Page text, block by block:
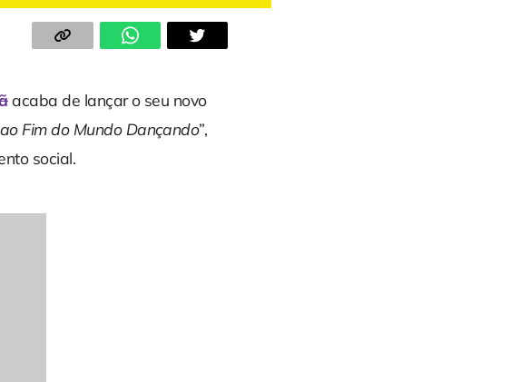
acaba de lançar o seu novo
Fim do Mundo Dançando”,
social.